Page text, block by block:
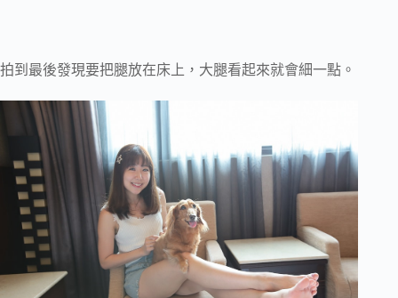
拍到最後發現要把腿放在床上，大腿看起來就會細一點。